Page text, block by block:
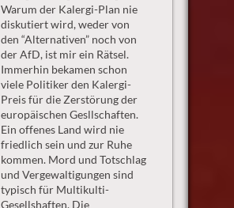
Warum der Kalergi-Plan nie
diskutiert wird, weder von
den “Alternativen” noch von
der AfD, ist mir ein Rätsel.
Immerhin bekamen schon
viele Politiker den Kalergi-
Preis für die Zerstörung der
europäischen Gesllschaften.
Ein offenes Land wird nie
friedlich sein und zur Ruhe
kommen. Mord und Totschlag
und Vergewaltigungen sind
typisch für Multikulti-
Gesellshaften. Die